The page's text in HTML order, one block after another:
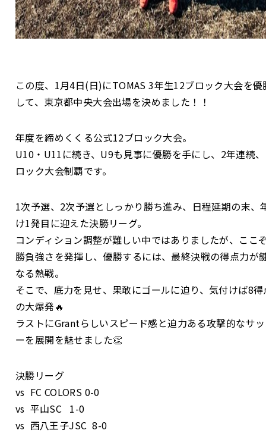
この度、1月4日(日)にTOMAS 3年生12ブロック大会を優
して、東京都中央大会出場を決めました！！
年度を締めくくる公式12ブロック大会。
U10・U11に続き、U9も見事に優勝を手にし、2年連続
ロック大会制覇です。
1次予選、2次予選としっかり勝ち進み、日程延期の末、
け1発目に迎えた決勝リーグ。
コンディション調整が難しい中ではありましたが、ここ
勝負強さを発揮し、優勝するには、最終決戦の得点力が
なる熱戦。
そこで、底力を見せ、果敢にゴールに迫り、気付けば8得
の大爆発🔥
ラストにGrantらしいスピード感と迫力ある攻撃的なサ
ーを展開を魅せました👏
決勝リーグ
vs FC COLORS 0-0
vs 平山SC 1-0
vs 西八王子JSC 8-0